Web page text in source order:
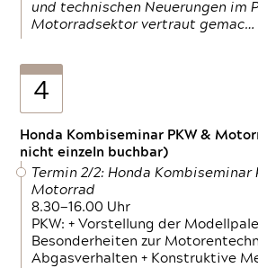
und technischen Neuerungen im
Motorradsektor vertraut gemac…
4
Honda Kombiseminar PKW &
nicht einzeln buchbar)
Termin 2/2: Honda Kombiseminar
Motorrad
8.30—16.00 Uhr
PKW: + Vorstellung der
Besonderheiten zur
Abgasverhalten + Konstruktive